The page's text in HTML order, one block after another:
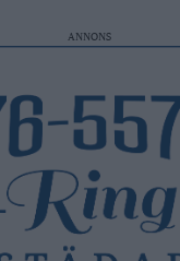
ANNONS